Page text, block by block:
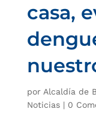
casa,
por Alcaldía de
Noticias| 0